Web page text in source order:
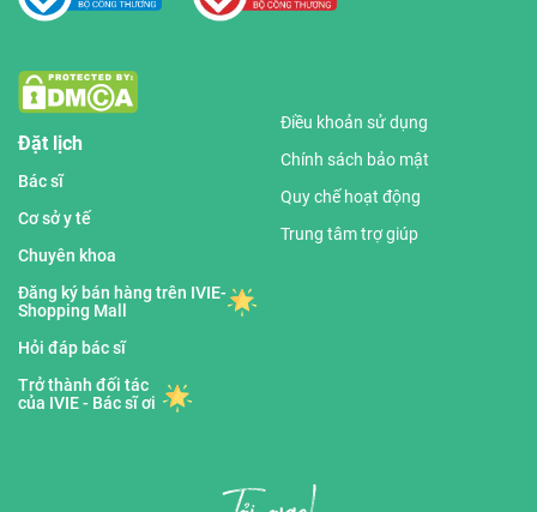
Đặt lịch
Bác sĩ
Cơ sở y tế
Chuyên khoa
Đăng ký bán hàng trên IVIE-
Shopping Mall
Hỏi đáp bác sĩ
Trở thành đối tác
của IVIE - Bác sĩ ơi
Điều khoản sử dụng
Chính sách bảo mật
Quy chế hoạt động
Trung tâm trợ giúp